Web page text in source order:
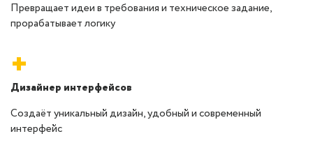
Превращает идеи в требования и техническое задание,
прорабатывает логику
+
Дизайнер интерфейсов
Создаёт уникальный дизайн, удобный и современный
интерфейс